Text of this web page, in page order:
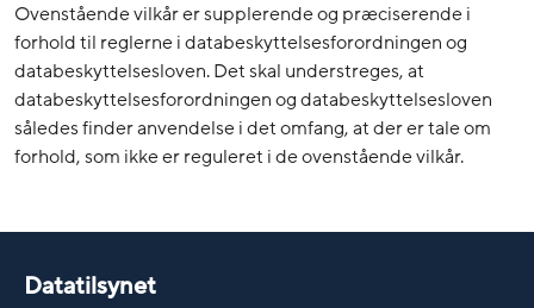
Ovenstående vilkår er supplerende og præciserende i
forhold til reglerne i databeskyttelsesforordningen og
databeskyttelsesloven. Det skal understreges, at
databeskyttelsesforordningen og databeskyttelsesloven
således finder anvendelse i det omfang, at der er tale om
forhold, som ikke er reguleret i de ovenstående vilkår.
Datatilsynet